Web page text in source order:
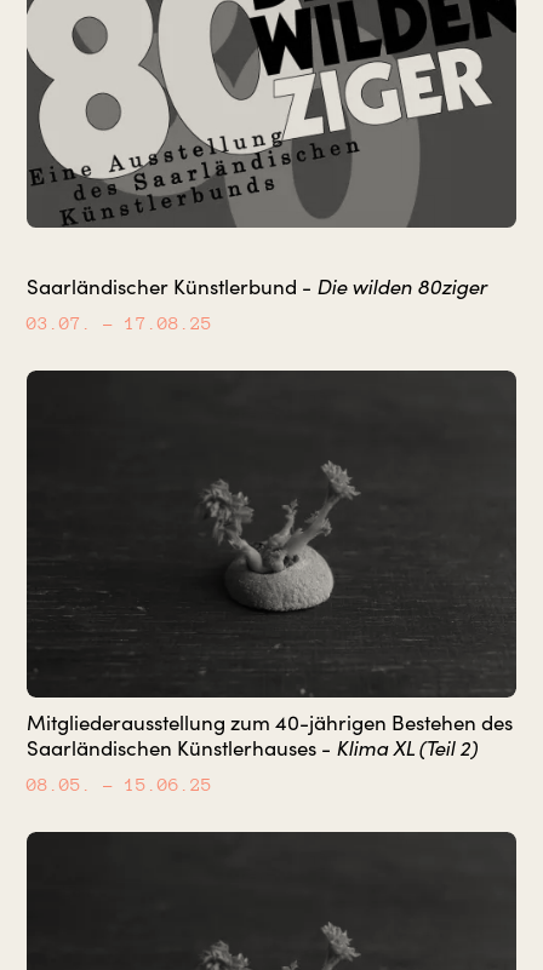
Saarländischer Künstlerbund - Die wilden 80ziger
03.07. – 17.08.25
Mitgliederausstellung zum 40-jährigen Bestehen des
Saarländischen Künstlerhauses - Klima XL (Teil 2)
08.05. – 15.06.25